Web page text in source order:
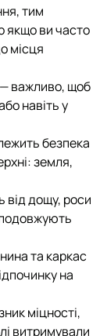
тим
якщо ви часто
місця
— важливо, щоб
навіть у
безпека
земля,
від дощу, роси
та каркас
на
міцності,
витримували